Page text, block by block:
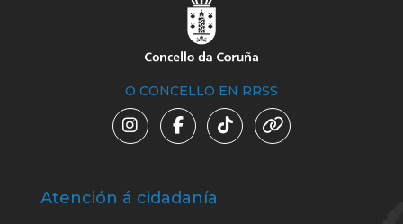
O CONCELLO EN RRSS
Atención á cidadanía